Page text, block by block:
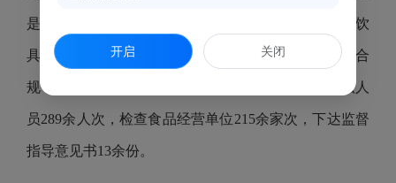
是否严格；原料采购、贮存、加工制作是否规范；餐饮
具和工用具清洗消毒是否符合规定；食品留样是否合
规；疫情防控措施是否落实等。截至目前，出动执法人
员289余人次，检查食品经营单位215余家次，下达监督
指导意见书13余份。
开启 关闭